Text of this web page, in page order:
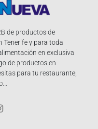
de productos de
Tenerife y para toda
en exclusiva
de productos en
para tu restaurante,